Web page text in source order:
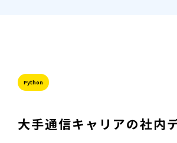
Python
大手通信キャリアの社内